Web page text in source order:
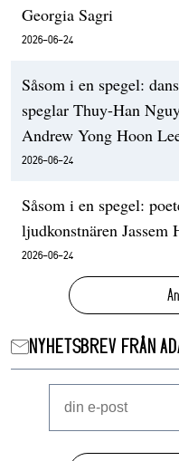
Georgia Sagri
2026-06-24
Såsom i en spegel:
speglar Thuy-Han
Andrew Yong Hoon
2026-06-24
Såsom i en spegel:
ljudkonstnären
2026-06-24
NYHETSBREV FRÅN